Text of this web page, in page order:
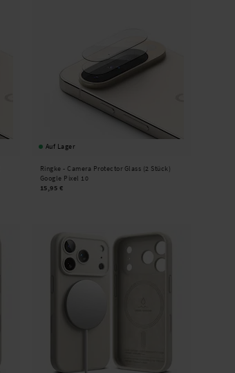
Auf Lager
Ringke - Camera Protector Glass (2 Stück)
Google Pixel 10
15,95 €